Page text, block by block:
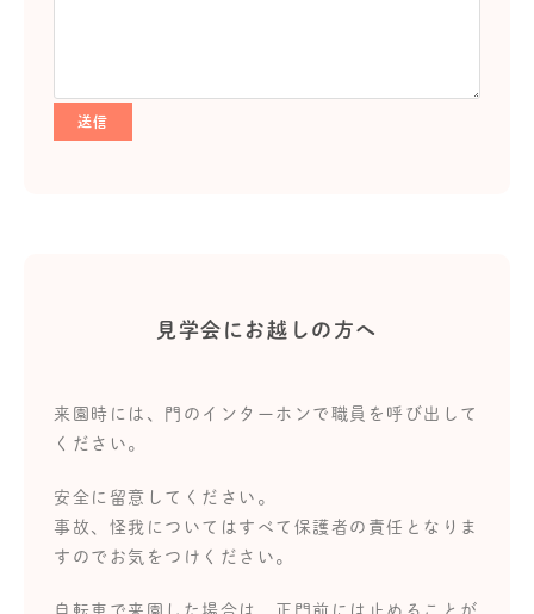
見学会にお越しの方へ
来園時には、門のインターホンで職員を呼び出して
ください。
安全に留意してください。
事故、怪我についてはすべて保護者の責任となりま
すのでお気をつけください。
自転車で来園した場合は、正門前には止めることが